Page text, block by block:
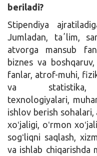
beriladi?
Stipendiya
Jumladan, taʼlim,
atvorga mansub
biznes va
fanlar, atrof-muhi,
va statistika,
texnologiyalari,
ishlov berish
xoʻjaligi, oʻrmon
sogʻliqni saqlash,
va ishlab chiqarishda